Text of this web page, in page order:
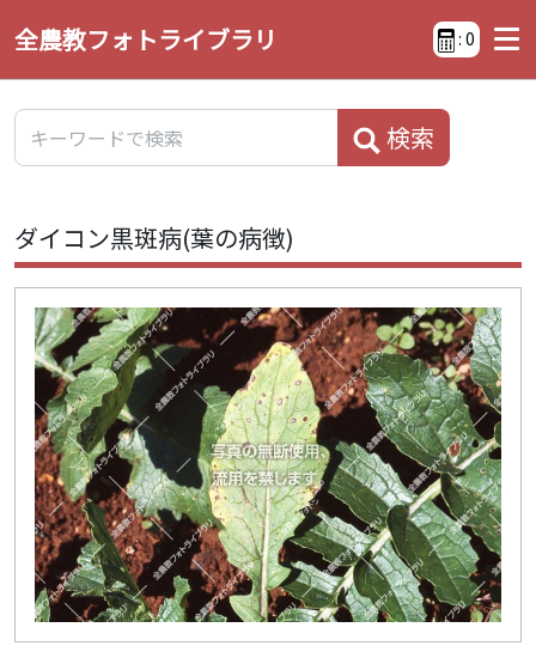
全農教フォトライブラリ : 0
検索
ダイコン黒斑病(葉の病徴)